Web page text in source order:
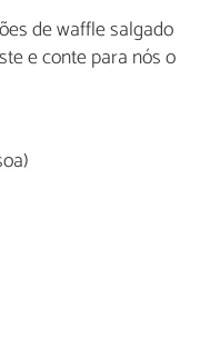
de waffle salgado
e conte para nós o